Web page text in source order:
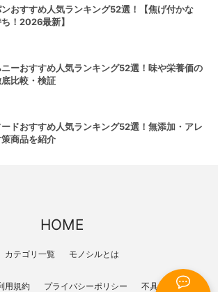
おすすめ人気ランキング52選！【焦げ付かな
！2026最新】
ーおすすめ人気ランキング52選！味や栄養価の
比較・検証
ードおすすめ人気ランキング52選！無添加・アレ
商品を紹介
HOME
カテゴリ一覧 モノシルとは
用規約 プライバシーポリシー 不具合報告